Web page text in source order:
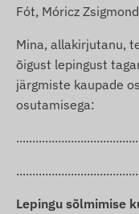
Fót, Móricz
Mina, allakirjutanu,
õigust lepingust
järgmiste kaupade
osutamisega:
Lepingu sõlmimise